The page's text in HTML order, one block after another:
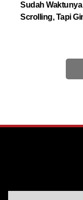
Sudah
Scrolling, Tapi